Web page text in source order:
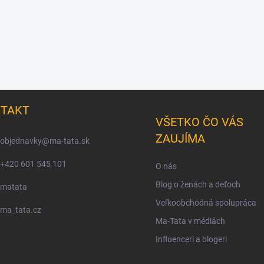
objednavky@ma-tata.sk
+420 601 545 101
matata
ma_tata.cz
VŠETKO ČO VÁS
ZAUJÍMA
O nás
Blog o ženách a deťoch
Veľkoobchodná spolupráca
Ma-Tata v médiách
Influenceri a blogeri